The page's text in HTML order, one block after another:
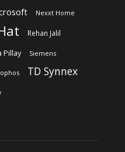
Nexxt Home
Rehan Jalil
Pillay Siemens
TD Synnex